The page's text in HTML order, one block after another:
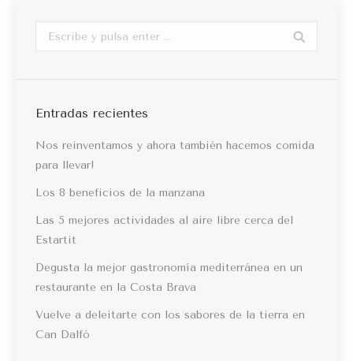
Buscar:
Entradas recientes
Nos reinventamos y ahora también hacemos comida
para llevar!
Los 8 beneficios de la manzana
Las 5 mejores actividades al aire libre cerca del
Estartit
Degusta la mejor gastronomía mediterránea en un
restaurante en la Costa Brava
Vuelve a deleitarte con los sabores de la tierra en
Can Dalfó